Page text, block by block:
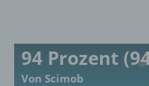
94 Prozent
Von Scimob
Verarbeitung
werden.